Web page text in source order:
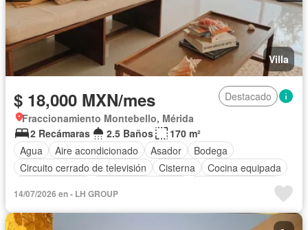
Villa
$ 18,000 MXN/mes
Destacado
Fraccionamiento Montebello, Mérida
2 Recámaras
2.5 Baños
170 m²
Agua
Aire acondicionado Asador
Bodega
Circuito cerrado de televisión
Cisterna
Cocina equipada
Electricidad
Estacionamiento
Recámara con closet
14/07/2026 en - LH GROUP